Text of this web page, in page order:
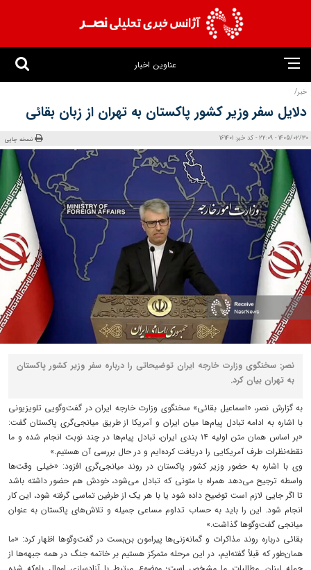
عناوین اخبار
خبر/
دلایل سفر وزیر کشور پاکستان به تهران از زبان بقائی
1405/02/30 - 22:09 - کد خبر: 161401 نسخه چاپی
نصر: سخنگوی وزارت خارجه ایران توضیحاتی را درباره سفر وزیر کشور پاکستان
به تهران بیان کرد.
به گزارش نصر، «اسماعیل بقائی» سخنگوی وزارت خارجه ایران در گفت‌وگویی تلویزیونی
با اشاره به ادامه تبادل پیام‌ها میان ایران و آمریکا از طریق میانجی‌گری پاکستان گفت:
«بر اساس همان متن اولیه ۱۴ بندی ایران، تبادل پیام‌ها در چند نوبت انجام شده و ما
نقطه‌نظرات طرف آمریکایی را دریافت کرده‌ایم و در حال بررسی آن هستیم.»
وی با اشاره به حضور وزیر کشور پاکستان در روند میانجی‌گری افزود: «خیلی وقت‌ها
واسطه ترجیح می‌دهد همراه با متونی که تبادل می‌شود، خودش هم حضور داشته باشد
تا اگر جایی لازم است توضیح داده شود یا با هر یک از طرفین تماسی گرفته شود، این کار
انجام شود. این را باید به حساب تداوم مساعی جمیله و تلاش‌های پاکستان به عنوان
میانجی گفت‌وگوها گذاشت.»
بقائی درباره روند مذاکرات و گمانه‌زنی‌ها پیرامون بن‌بست در گفت‌وگوها اظهار کرد: «ما
همان‌طور که قبلاً گفته‌ایم، در این مرحله متمرکز هستیم بر خاتمه جنگ در همه جبهه‌ها از